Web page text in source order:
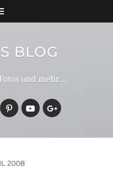
BLOG
und mehr...
2008